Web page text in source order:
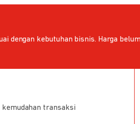
dengan kebutuhan bisnis. Harga belum
kemudahan transaksi